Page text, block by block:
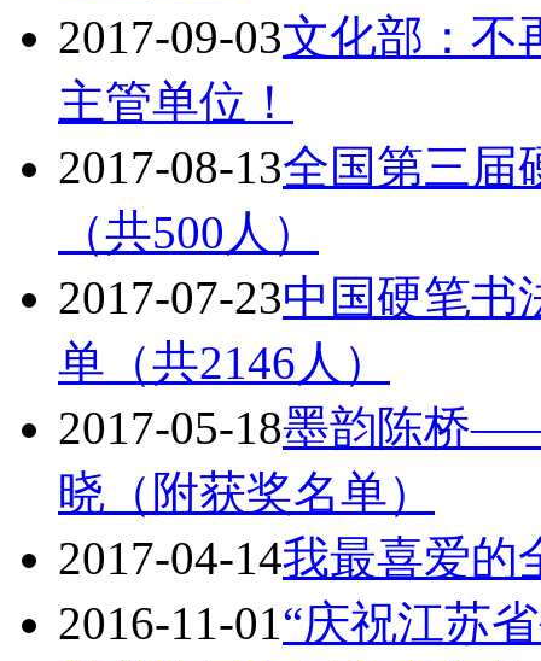
2017-09-03文化部：不
主管单位！
2017-08-13全国第三届
（共500人）
2017-07-23中国硬笔书
单（共2146人）
2017-05-18墨韵陈桥
晓（附获奖名单）
2017-04-14我最喜爱的
2016-11-01“庆祝江苏